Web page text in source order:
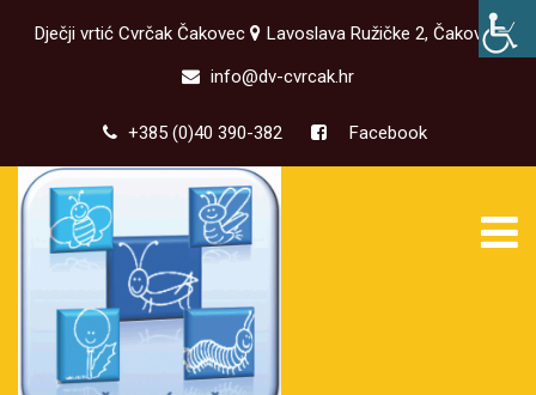
Dječji vrtić Cvrčak Čakovec
Lavoslava Ružičke 2, Čakovec
info@dv-cvrcak.hr
+385 (0)40 390-382 Facebook